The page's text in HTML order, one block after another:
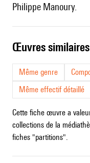
Philippe Manoury.
œuvres similaires
Même genre
Même effectif détaillé
Cette fiche œuvre a
collections de la
fiches "partitions".